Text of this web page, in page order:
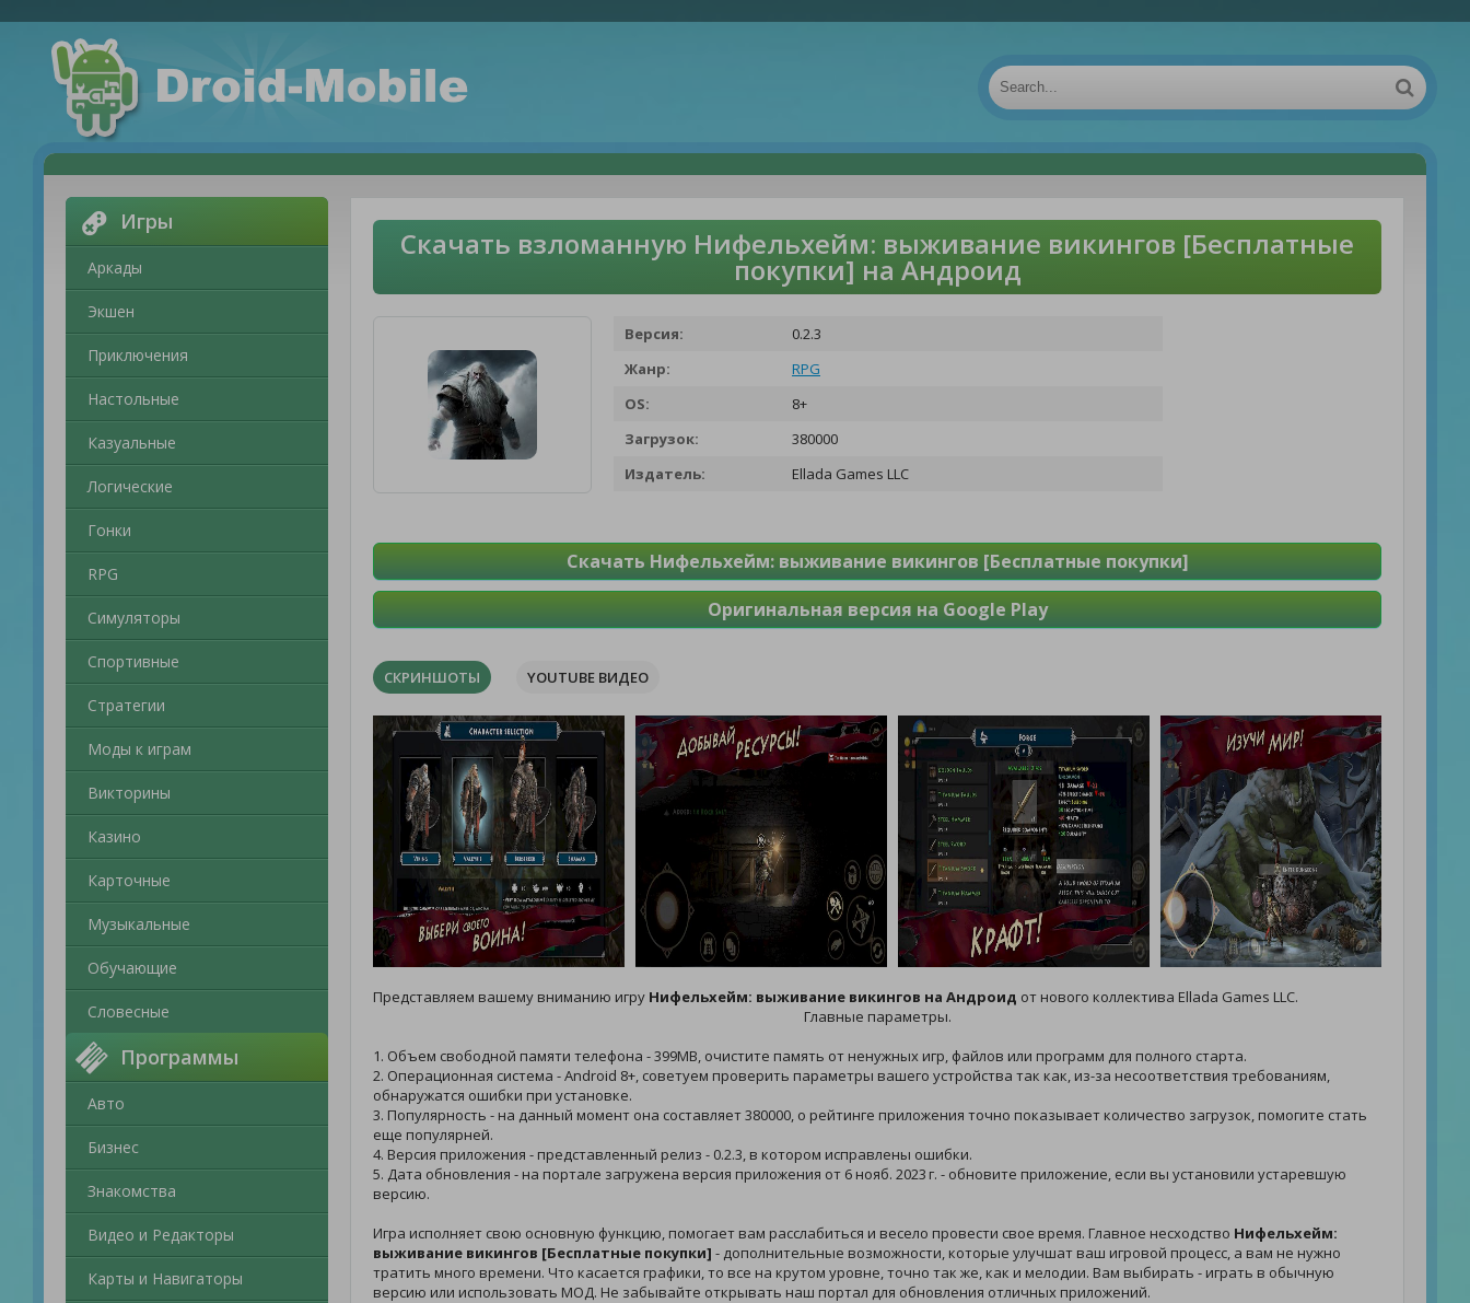
Игры
Аркады
Экшен
Приключения
Настольные
Казуальные
Логические
Гонки
RPG
Симуляторы
Спортивные
Стратегии
Моды к играм
Викторины
Казино
Карточные
Музыкальные
Обучающие
Словесные
Программы
Авто
Бизнес
Знакомства
Видео и Редакторы
Карты и Навигаторы
Скачать взломанную Нифельхейм: выживание викингов [Бесплатные
покупки] на Андроид
Версия:
0.2.3
Жанр:
RPG
OS:
8+
Загрузок:
380000
Издатель:
Ellada Games LLC
Скачать Нифельхейм: выживание викингов [Бесплатные покупки]
Оригинальная версия на Google Play
СКРИНШОТЫ YOUTUBE ВИДЕО
Представляем вашему вниманию игру Нифельхейм: выживание викингов на Андроид от нового коллектива Ellada Games LLC.
Главные параметры.
1. Объем свободной памяти телефона - 399MB, очистите память от ненужных игр, файлов или программ для полного старта.
2. Операционная система - Android 8+, советуем проверить параметры вашего устройства так как, из-за несоответствия требованиям,
обнаружатся ошибки при установке.
3. Популярность - на данный момент она составляет 380000, о рейтинге приложения точно показывает количество загрузок, помогите стать
еще популярней.
4. Версия приложения - представленный релиз - 0.2.3, в котором исправлены ошибки.
5. Дата обновления - на портале загружена версия приложения от 6 нояб. 2023 г. - обновите приложение, если вы установили устаревшую
версию.
Игра исполняет свою основную функцию, помогает вам расслабиться и весело провести свое время. Главное несходство Нифельхейм:
выживание викингов [Бесплатные покупки] - дополнительные возможности, которые улучшат ваш игровой процесс, а вам не нужно
тратить много времени. Что касается графики, то все на крутом уровне, точно так же, как и мелодии. Вам выбирать - играть в обычную
версию или использовать МОД. Не забывайте открывать наш портал для обновления отличных приложений.